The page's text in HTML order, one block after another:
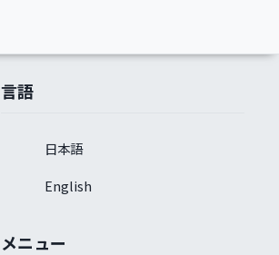
言語
日本語
English
メニュー